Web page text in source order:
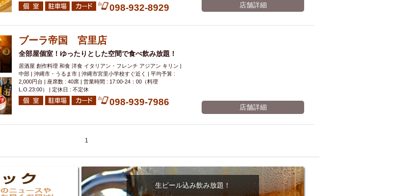
安里駅周辺 アジア・エスニック 熱燗 生け簀
古島駅周辺
ン エビスビール ウェディング
イベリコ豚 つけ麺 日本そば
お好み焼き・もんじゃ オーガニック プレミアムフライデー
チバイキング フルーツハイボール 飲み比べセット
幹事様特典 おばんざい
春限定メニュー フレンチ 夏限定メニュー ENJOY LUNCH 特集
造形集団
098-932-8929 店舗詳細
ブーラ帝国 宮里店
全部屋個室！ゆったりとした空間で食べ飲み放題！
居酒屋 創作料理 和食 洋食 イタリアン・フレンチ アジアン キリン |
中部 | 沖縄市・うるま市 | 沖縄市宮里小学校すぐ近く | 平均予算 :
2,000円台 | 座席数 : 40席 | 営業時間 : 17:00-24：00（料理
L.O.23:00） | 定休日 : 不定休
098-939-7986 店舗詳細
1
生ビール込み飲み放題！